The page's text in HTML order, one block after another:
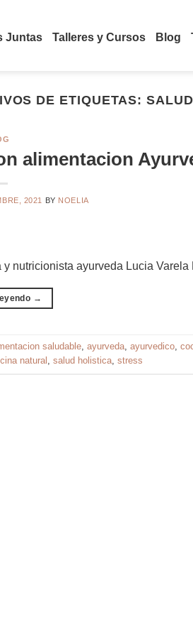
Juntas Talleres y Cursos Blog
DE ETIQUETAS:
alimentacion
2021 BY NOELIA
nutricionista ayurveda Lucia
→
saludable, ayurveda, ayurvedico,
natural , salud holistica, stress